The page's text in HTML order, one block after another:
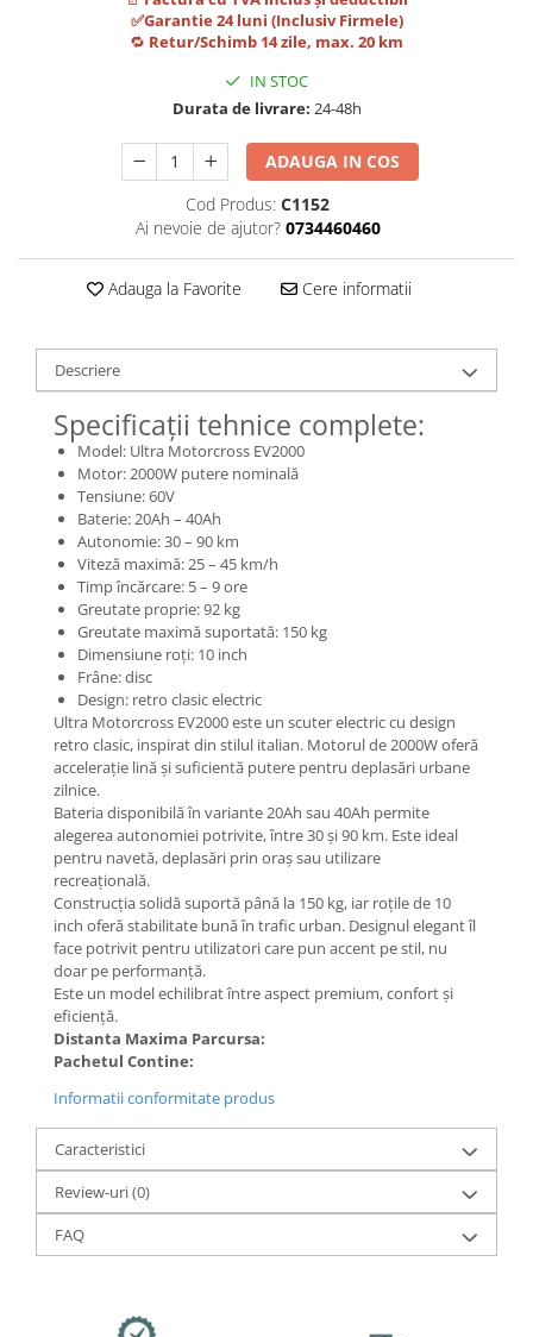
Valve & extensii
Acceleratoare & comenzi
Lumini / iluminare
Cabluri motoare
Senzori Hall
Controlere & Conversoare DC/DC
Încărcătoare
Prize de încărcare
Cabluri pentru baterii
Componente baterii
Localizatoare GPS
Mecanică
Furci / mânere principale &
secundare
Pliere, pasadores & tije
Crickuri / suporturi parcare
Suspensii & amortizoare
Rulmenți
Transmisii & lanțuri
Claxoane / sonerii (timbres)
Frâne
Discuri de frana
Plăcuțe de frână
Etrieri
Cabluri de frână
Manete de frână
Consumabile & Unelte
Conectori
Organizatoare cabluri
Unelte & truse
Adezivi & pastă termoconductoare
Rulouri de nichel
Tuburi termocontractabile
Șuruburi / kituri prindere
Publicitate & elemente expo
✅Garantie 24 luni (Inclusiv Firmele)
🔁 Retur/Schimb 14 zile, max. 20 km
IN STOC
Durata de livrare: 24-48h
ADAUGA IN COS
Cod Produs: C1152
Ai nevoie de ajutor? 0734460460
Adauga la Favorite Cere informatii
Descriere
Specificații tehnice complete:
Model: Ultra Motorcross EV2000
Motor: 2000W putere nominală
Tensiune: 60V
Baterie: 20Ah – 40Ah
Autonomie: 30 – 90 km
Viteză maximă: 25 – 45 km/h
Timp încărcare: 5 – 9 ore
Greutate proprie: 92 kg
Greutate maximă suportată: 150 kg
Dimensiune roți: 10 inch
Frâne: disc
Design: retro clasic electric
Ultra Motorcross EV2000 este un scuter electric cu design
retro clasic, inspirat din stilul italian. Motorul de 2000W oferă
accelerație lină și suficientă putere pentru deplasări urbane
zilnice.
Bateria disponibilă în variante 20Ah sau 40Ah permite
alegerea autonomiei potrivite, între 30 și 90 km. Este ideal
pentru navetă, deplasări prin oraș sau utilizare
recreațională.
Construcția solidă suportă până la 150 kg, iar roțile de 10
inch oferă stabilitate bună în trafic urban. Designul elegant îl
face potrivit pentru utilizatori care pun accent pe stil, nu
doar pe performanță.
Este un model echilibrat între aspect premium, confort și
eficiență.
Distanta Maxima Parcursa:
Pachetul Contine:
Informatii conformitate produs
Caracteristici
Review-uri(0)
FAQ